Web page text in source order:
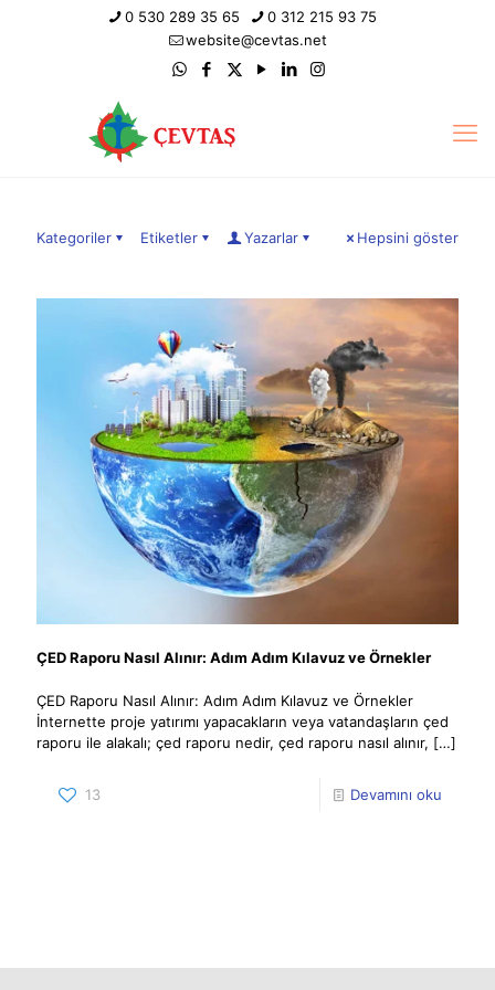
0 530 289 35 65
0 312 215 93 75
website@cevtas.net
Kategoriler Etiketler Yazarlar Hepsini göster
ÇED Raporu Nasıl Alınır: Adım Adım Kılavuz ve Örnekler
ÇED Raporu Nasıl Alınır: Adım Adım Kılavuz ve Örnekler
İnternette proje yatırımı yapacakların veya vatandaşların çed
raporu ile alakalı; çed raporu nedir, çed raporu nasıl alınır, […]
13 Devamını oku